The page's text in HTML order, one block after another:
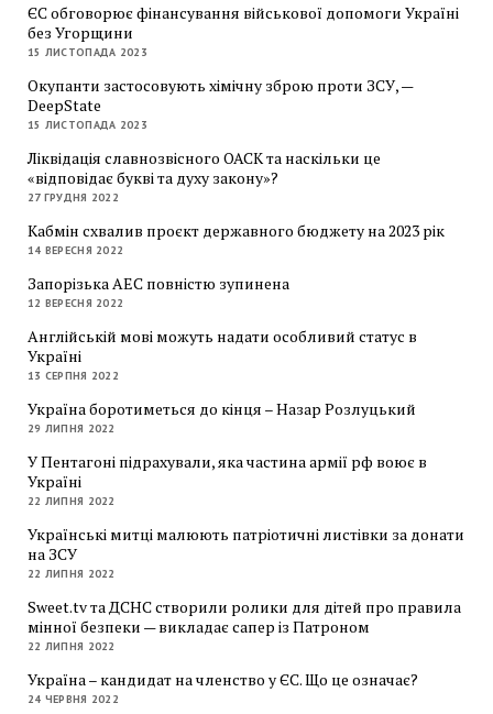
ЄС обговорює фінансування військової допомоги Україні
без Угорщини
15 ЛИСТОПАДА 2023
Окупанти застосовують хімічну зброю проти ЗСУ, —
DeepState
15 ЛИСТОПАДА 2023
Ліквідація славнозвісного ОАСК та наскільки це
«відповідає букві та духу закону»?
27 ГРУДНЯ 2022
Кабмін схвалив проєкт державного бюджету на 2023 рік
14 ВЕРЕСНЯ 2022
Запорізька АЕС повністю зупинена
12 ВЕРЕСНЯ 2022
Англійській мові можуть надати особливий статус в
Україні
13 СЕРПНЯ 2022
Україна боротиметься до кінця – Назар Розлуцький
29 ЛИПНЯ 2022
У Пентагоні підрахували, яка частина армії рф воює в
Україні
22 ЛИПНЯ 2022
Українські митці малюють патріотичні листівки за донати
на ЗСУ
22 ЛИПНЯ 2022
Sweet.tv та ДСНС створили ролики для дітей про правила
мінної безпеки — викладає сапер із Патроном
22 ЛИПНЯ 2022
Україна – кандидат на членство у ЄС. Що це означає?
24 ЧЕРВНЯ 2022